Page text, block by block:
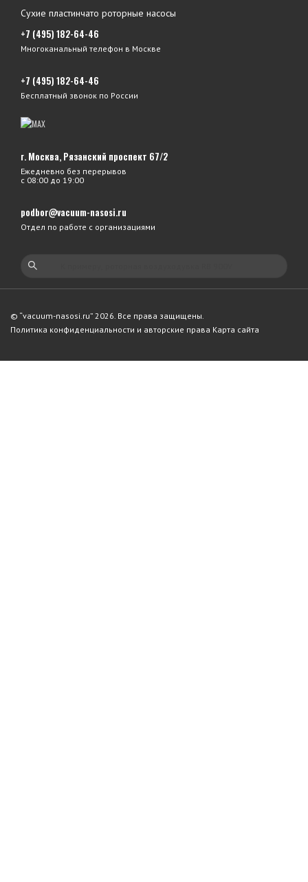
Сухие пластинчато роторные насосы
+7 (495) 182-64-46
Многоканальный телефон в Москве
+7 (495) 182-64-46
Бесплатный звонок по России
г. Москва, Рязанский проспект 67/2
Ежедневно без перерывов
с 08:00 до 19:00
podbor@vacuum-nasosi.ru
Отдел по работе с организациями
© “vacuum-nasosi.ru” 2026. Все права защищены.
Политика конфиденциальности и авторские права Карта сайта